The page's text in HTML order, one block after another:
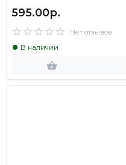
595.00р.
Нет отзывов
В наличии